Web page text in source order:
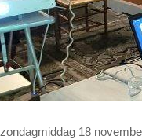
18